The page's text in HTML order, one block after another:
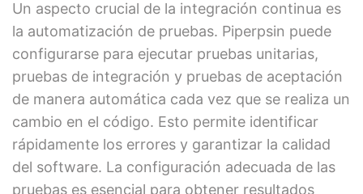
Un aspecto crucial de la integración continua es
la automatización de pruebas. Piperpsin puede
configurarse para ejecutar pruebas unitarias,
pruebas de integración y pruebas de aceptación
de manera automática cada vez que se realiza un
cambio en el código. Esto permite identificar
rápidamente los errores y garantizar la calidad
del software. La configuración adecuada de las
pruebas es esencial para obtener resultados